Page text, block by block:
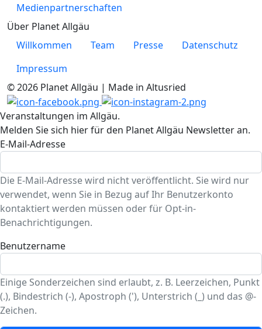
Medienpartnerschaften
Über Planet Allgäu
Willkommen
Team Presse
Datenschutz
Impressum
© 2026 Planet Allgäu | Made in Altusried
Veranstaltungen im Allgäu.
Melden Sie sich hier für den Planet Allgäu Newsletter an.
E-Mail-Adresse
Die E-Mail-Adresse wird nicht veröffentlicht. Sie wird nur
verwendet, wenn Sie in Bezug auf Ihr Benutzerkonto
kontaktiert werden müssen oder für Opt-in-
Benachrichtigungen.
Benutzername
Einige Sonderzeichen sind erlaubt, z. B. Leerzeichen, Punkt
(.), Bindestrich (-), Apostroph ('), Unterstrich (_) und das @-
Zeichen.